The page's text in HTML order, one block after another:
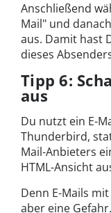
Anschließend
Mail" und
aus. Damit hast
dieses
Tipp 6:
aus
Du nutzt ein E-
Thunderbird,
Mail-Anbieters
HTML-Ansicht
Denn E-Mails
aber eine